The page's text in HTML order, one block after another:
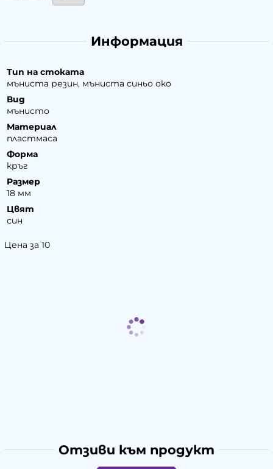
Информация
Тип на стоката
мъниста резин, мъниста синьо око
Вид
мънисто
Материал
пластмаса
Форма
кръг
Размер
18 мм
Цвят
син
Цена за 10
Отзиви към продукт